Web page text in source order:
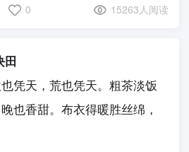
0 15263人阅读
田
凭天，荒也凭天。粗茶淡饭
也香甜。布衣得暖胜丝绵，